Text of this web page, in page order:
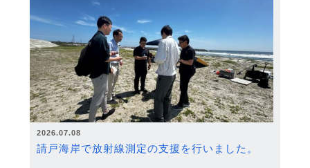
2026.07.08
請戸海岸で放射線測定の支援を行いました。